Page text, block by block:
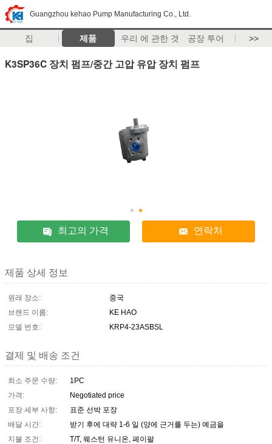
Guangzhou kehao Pump Manufacturing Co., Ltd.
집 제품 우리 에 관한 것 공장 투어 >>
K3SP36C 장치 펌프/중간 고압 유압 장치 펌프
최고의 가격 연락처
제품 상세 정보
원래 장소:
중국
브랜드 이름:
KE HAO
모델 번호:
KRP4-23ASBSL
결제 및 배송 조건
최소 주문 수량:
1PC
가격:
Negotiated price
포장 세부 사항:
표준 선박 포장
배달 시간:
받기 후에 대략 1-6 일 (양에 근거를 두는) 예금을
지불 조건:
T/T, 웨스턴 유니온, 페이팔